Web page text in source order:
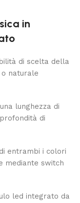
in
di scelta della
naturale
lunghezza di
di
entrambi i colori
mediante switch
led integrato da